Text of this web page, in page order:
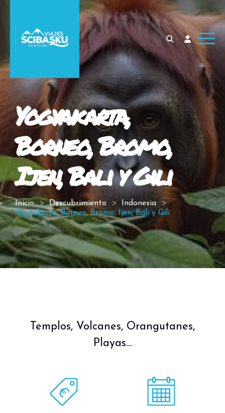
Yogyakarta,
Borneo, Bromo,
Ijen, Bali y Gili
Inicio Descubrimiento
Indonesia
Yogyakarta, Borneo, Bromo, Ijen, Bali y Gili
Templos, Volcanes, Orangutanes,
Playas...